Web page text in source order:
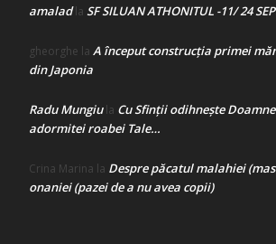
amaladla SF SILUAN ATHONITUL -11/ 24
gheorghe la A început construcţia primei
din Japonia
Radu Mungiula Cu Sfinții odihnește
adormitei roabei Tale…
Crina Marina la Despre păcatul malahiei
onaniei (pazei de a nu avea copii)